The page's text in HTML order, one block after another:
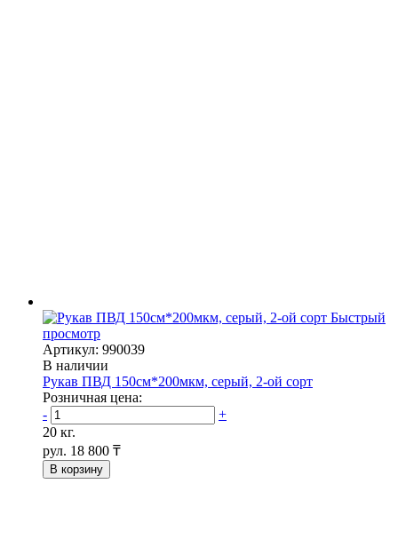
Быстрый
просмотр
Артикул: 990039
В наличии
Рукав ПВД 150см*200мкм, серый, 2-ой сорт
Розничная цена:
-
+
20 кг.
рул. 18 800 ₸
В корзину